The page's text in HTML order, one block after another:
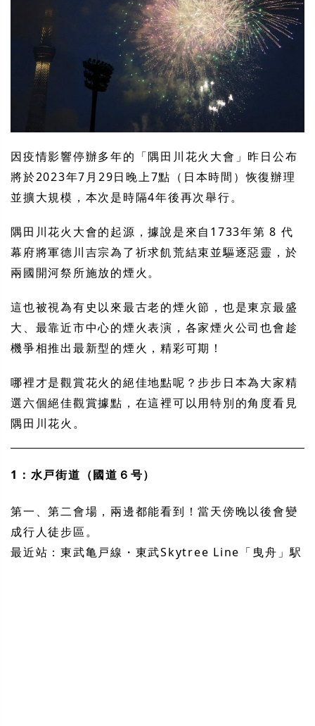
因疫情影響停辦多年的「隅田川花火大會」昨日公布
將於2023年7月29日晚上7點（日本時間）恢復辦理
並擴大規模，本次是時隔4年後再次舉行。
隅田川花火大會的起源，據說是來自1733年第 8 代
幕府將軍德川吉宗為了祈求飢荒結束並驅逐惡靈，於
兩國開河祭所施放的煙火。
這也被視為有史以來最古老的煙火節，也是東京最盛
大、最靠近市中心的煙火表演，各家煙火公司也會趁
機爭相推出最新型的煙火，精彩可期！
哪裡才是觀賞花火的絕佳地點呢？步步日本為大家精
選六個絕佳觀賞據點，在這裡可以用特別的角度看見
隅田川花火。
1：水戸街道（國道６号）
第一、第二會場，兩邊都能看到！當天傍晚以後會變
成行人徒步區。
最近站：東武亀戸線・東武Skytree Line「曳舟」駅